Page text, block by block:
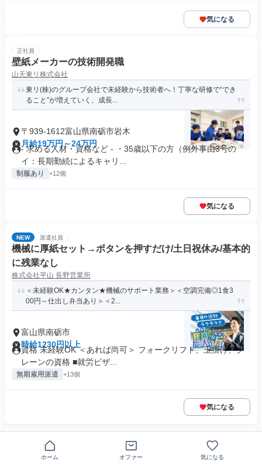
気になる
正社員
壁紙メーカーの技術開発職
山天東リ株式会社
東リ(株)のグループ会社で未経験から技術者へ！丁寧な研修で“でき
ること”が増えていく、成長...
〒939-1612富山県南砺市岩木
月給19万円～24万円
- 求める人材・資格など - ・35歳以下の方（例外事由3号の
イ：長期勤続によるキャリ...
制服あり +12個
気になる
NEW 派遣社員
機械に厚紙セット→ボタンを押すだけ/土日祝休み/基本的
に残業なし
株式会社平山 長野営業所
＜未経験OK★カンタン★機械のサポート業務＞＜空調完備◎1食3
00円～仕出し弁当あり＞＜2...
富山県南砺市
時給1230円以上
資格 未経験OK ＜あれば尚可＞ フォークリフト、玉掛け、ク
レーンの資格 ■就労ビザ...
無期雇用派遣 +13個
気になる
看護師/病院・クリニック/住宅手当あり/年休120日以上
南砺中央病院
ホーム オファー 気になる